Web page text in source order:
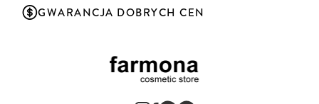
GWARANCJA DOBRYCH CEN